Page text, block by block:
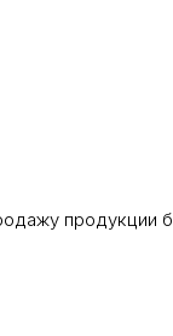
продукции